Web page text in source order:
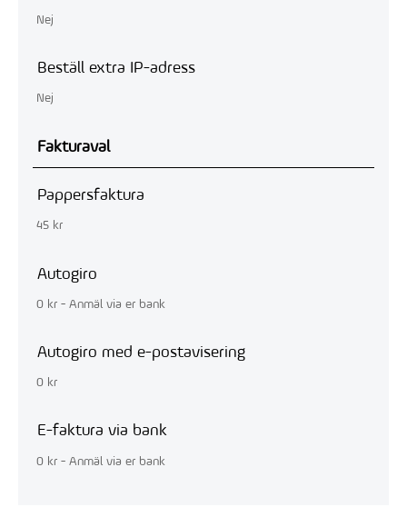
Nej
Beställ extra IP-adress
Nej
Fakturaval
Pappersfaktura
45 kr
Autogiro
0 kr - Anmäl via er bank
Autogiro med e-postavisering
0 kr
E-faktura via bank
0 kr - Anmäl via er bank